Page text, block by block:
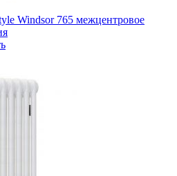
Windsor 765 межцентровое